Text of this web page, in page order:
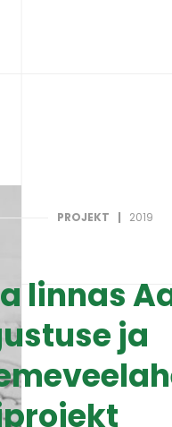
PROJEKT | 2019
linnas
ja